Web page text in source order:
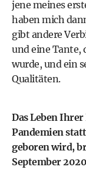
jene meines
haben mich
gibt andere
und eine Tante,
wurde, und ein
Qualitäten.
Das Leben
Pandemien
geboren wird,
September